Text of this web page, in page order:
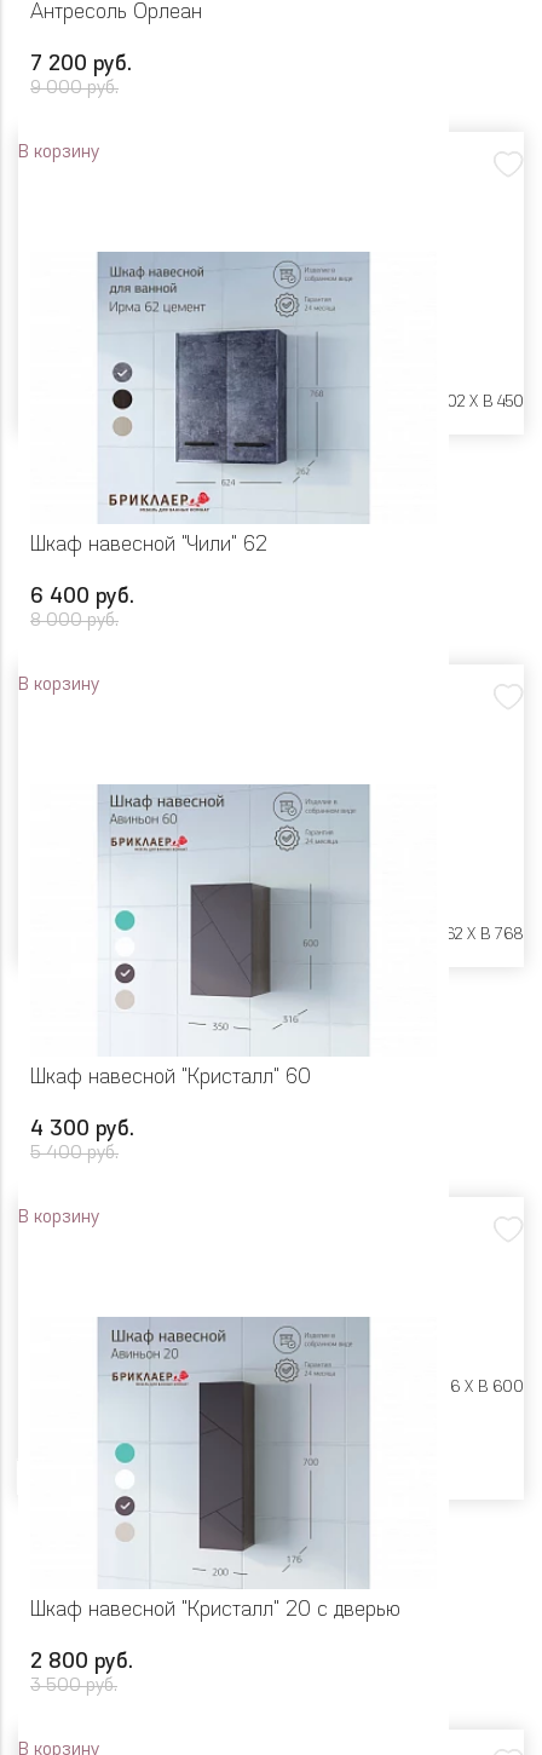
Антресоль Орлеан
7 200 руб.
9 000 руб.
В корзину
Ш 450 X Г 602 X В 450
Шкаф навесной "Чили" 62
6 400 руб.
8 000 руб.
В корзину
Ш 624 X Г 262 X В 768
Шкаф навесной "Кристалл" 60
4 300 руб.
5 400 руб.
В корзину
Ш 352 X Г 316 X В 600
Шкаф навесной "Кристалл" 20 с дверью
2 800 руб.
3 500 руб.
В корзину